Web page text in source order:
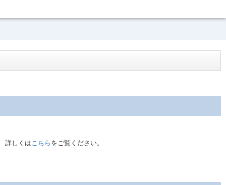
詳しくはこちら をご覧ください。